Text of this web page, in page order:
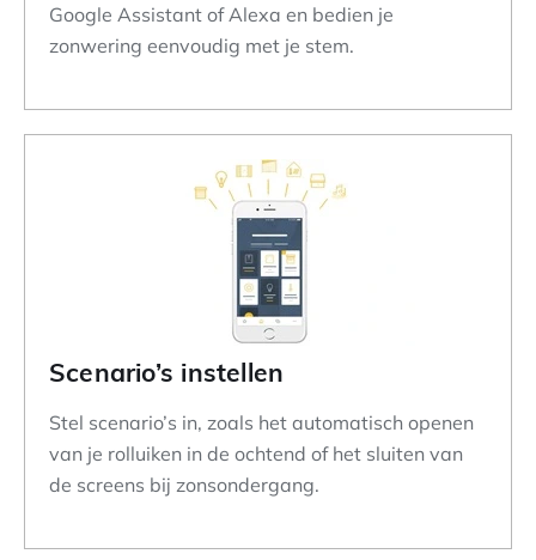
Google Assistant of Alexa en bedien je
zonwering eenvoudig met je stem.
Scenario’s instellen
Stel scenario’s in, zoals het automatisch openen
van je rolluiken in de ochtend of het sluiten van
de screens bij zonsondergang.